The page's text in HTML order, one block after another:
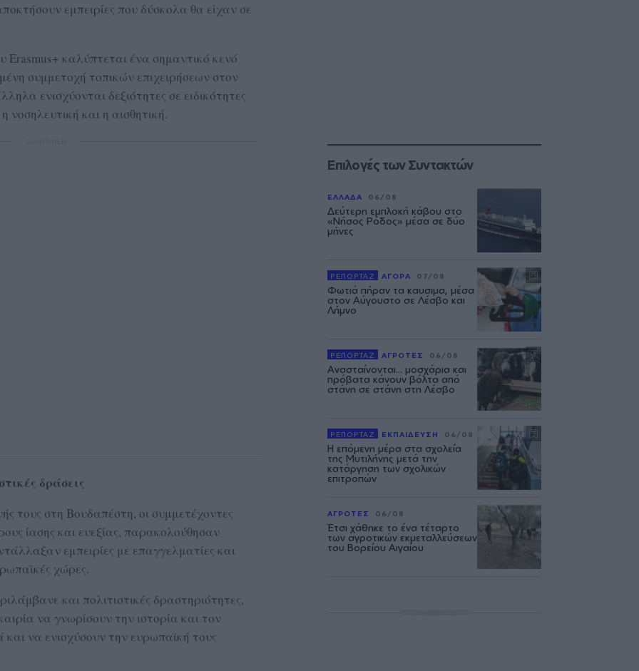
εμπειρίες που δύσκολα θα είχαν σε
Erasmus+ καλύπτεται ένα σημαντικό κενό
συμμετοχή τοπικών επιχειρήσεων στον
ενισχύονται δεξιότητες σε ειδικότητες
νοσηλευτική και η αισθητική.
δράσεις
τους στη Βουδαπέστη, οι συμμετέχοντες
ίασης και ευεξίας, παρακολούθησαν
εμπειρίες με επαγγελματίες και
χώρες.
και πολιτιστικές δραστηριότητες,
να γνωρίσουν την ιστορία και τον
να ενισχύσουν την ευρωπαϊκή τους
Επιλογές των Συντακτών
ΕΛΛΑΔΑ 06/08
Δεύτερη εμπλοκή κάβου στο
«Νήσος Ρόδος» μέσα σε δύο
μήνες
ΡΕΠΟΡΤΑΖ ΑΓΟΡΑ 07/08
Φωτιά πήραν τα καυσιμα, μέσα
στον Αύγουστο σε Λέσβο και
Λήμνο
ΡΕΠΟΡΤΑΖ ΑΓΡΟΤΕΣ 06/08
Ανασταίνονται... μοσχάρια και
πρόβατα κάνουν βόλτα από
στάνη σε στάνη στη Λέσβο
ΡΕΠΟΡΤΑΖ ΕΚΠΑΙΔΕΥΣΗ 06/08
Η επόμενη μέρα στα σχολεία
της Μυτιλήνης μετά την
κατάργηση των σχολικών
επιτροπών
ΑΓΡΟΤΕΣ 06/08
Έτσι χάθηκε το ένα τέταρτο
των αγροτικών εκμεταλλεύσεων
του Βορείου Αιγαίου